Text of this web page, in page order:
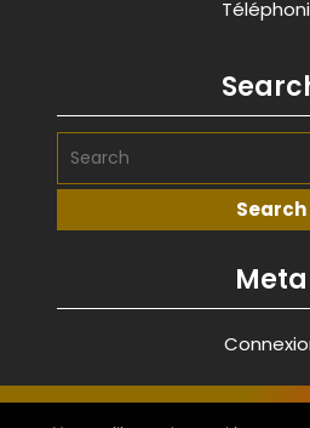
Meta
Advance Startup